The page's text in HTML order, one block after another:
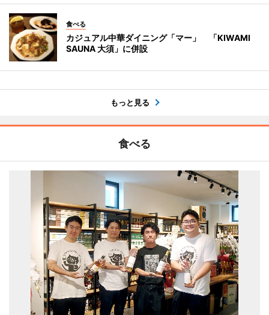
食べる
カジュアル中華ダイニング「マー」 「KIWAMI
SAUNA 大須」に併設
もっと見る
食べる